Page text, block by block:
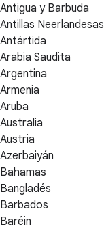
Antigua y Barbuda
Antillas Neerlandesas
Antártida
Arabia Saudita
Argentina
Armenia
Aruba
Australia
Austria
Azerbaiyán
Bahamas
Bangladés
Barbados
Baréin